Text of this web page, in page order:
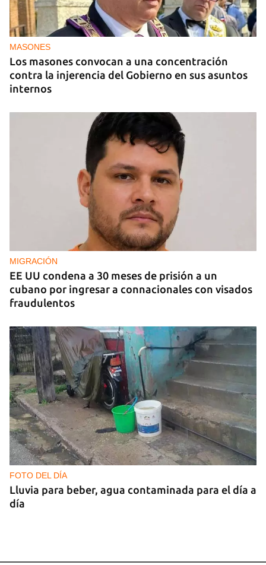
OPINIÓN
Lo que El Cangrejo no puede querer
MASONES
Los masones convocan a una concentración
contra la injerencia del Gobierno en sus asuntos
internos
MIGRACIÓN
EE UU condena a 30 meses de prisión a un
cubano por ingresar a connacionales con visados
fraudulentos
FOTO DEL DÍA
Lluvia para beber, agua contaminada para el día a
día